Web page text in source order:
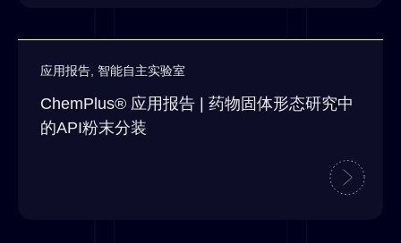
应用报告 智能自主实验室
ChemPlus® 应用报告 | 药物固体形态研究中
的API粉末分装